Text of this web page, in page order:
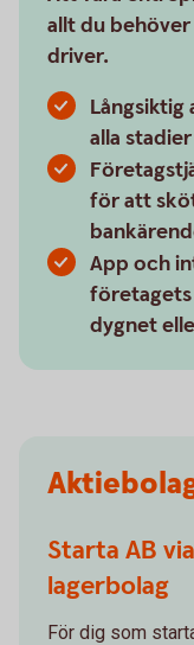
allt du
driver.
Långsiktig
alla
för att
App och
dygnet
Starta AB
lagerbolag
För dig som